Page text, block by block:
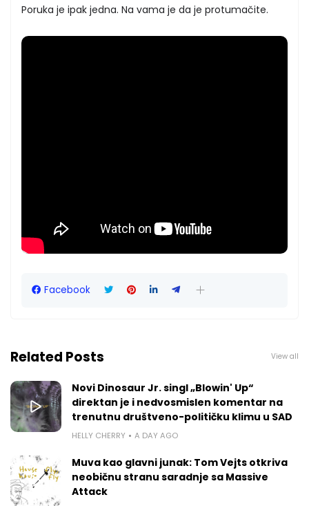
Poruka je ipak jedna. Na vama je da je protumačite.
Facebook
Related Posts View all
Novi Dinosaur Jr. singl „Blowin' Up“
direktan je i nedvosmislen komentar na
trenutnu društveno-političku klimu u SAD
HELLY CHERRY A DAY AGO
Muva kao glavni junak: Tom Vejts otkriva
neobičnu stranu saradnje sa Massive
Attack